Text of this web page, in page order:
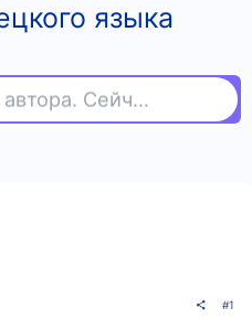
языка
Найдите курс или автора. Сейчас ищут
#1